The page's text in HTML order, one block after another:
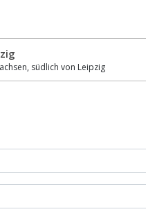
südlich von Leipzig